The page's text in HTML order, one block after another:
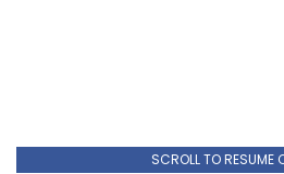
SCROLL TO RESUME